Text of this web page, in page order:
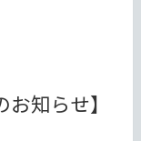
知らせ】